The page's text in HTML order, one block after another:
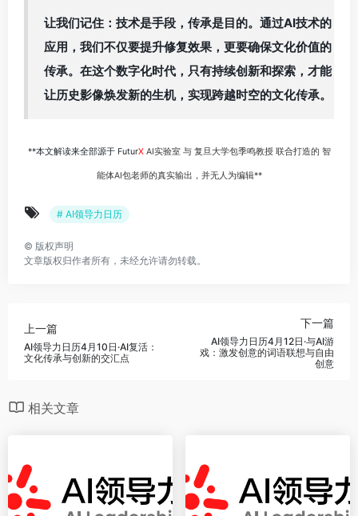
让我们记住：技术是手段，传承是目的。通过AI技术的
应用，我们不仅要提升修复效果，更要确保文化价值的
传承。在这个数字化时代，只有持续创新和探索，才能
让历史影像焕发新的生机，实现跨越时空的文化传承。
**本文解读来全部源于 FuturXAI实验室 与 复旦大学包季鸣教授 联合打造的 智
能体AI包老师的真实输出，并无人为编辑**
# AI领导力日历
© 版权声明
文章版权归作者所有，未经允许请勿转载。
上一篇
AI领导力日历4月10日·AI复活：
文化传承与创新的交汇点
下一篇
AI领导力日历4月12日·与AI游
戏：激发创意的词语联想与自由
创意
相关文章